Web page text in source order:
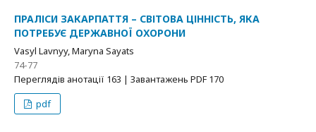
ПРАЛІСИ ЗАКАРПАТТЯ – СВІТОВА ЦІННІСТЬ, ЯКА
ПОТРЕБУЄ ДЕРЖАВНОЇ ОХОРОНИ
Vasyl Lavnyy, Maryna Sayats
74-77
Переглядів анотації 163 | Завантажень PDF 170
pdf